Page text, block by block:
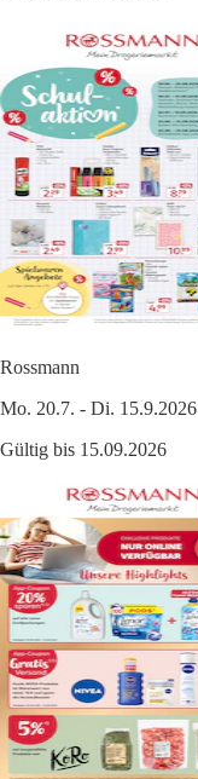
Rossmann
Mo. 20.7. - Di. 15.9.2026
Gültig bis 15.09.2026